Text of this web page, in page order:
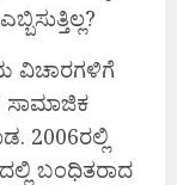
ವಿಚಾರಗಳಿಗೆ
ಸಾಮಾಜಿಕ
2006ರಲ್ಲಿ
ಬಂಧಿತರಾದ